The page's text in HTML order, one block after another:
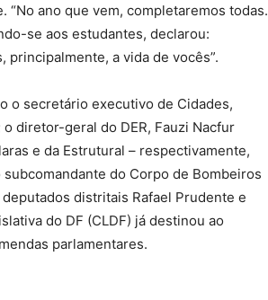
ano que vem, completaremos todas.
se aos estudantes, declarou:
principalmente, a vida de vocês”.
o secretário executivo de Cidades,
diretor-geral do DER, Fauzi Nacfur
e da Estrutural – respectivamente,
do Corpo de Bombeiros
distritais Rafael Prudente e
do DF (CLDF) já destinou ao
parlamentares.